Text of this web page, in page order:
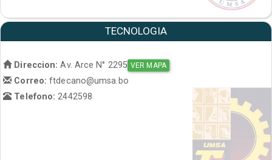
TECNOLOGIA
Direccion: Av. Arce N° 2295 VER MAPA
Correo:ftdecano@umsa.bo
Telefono: 2442598